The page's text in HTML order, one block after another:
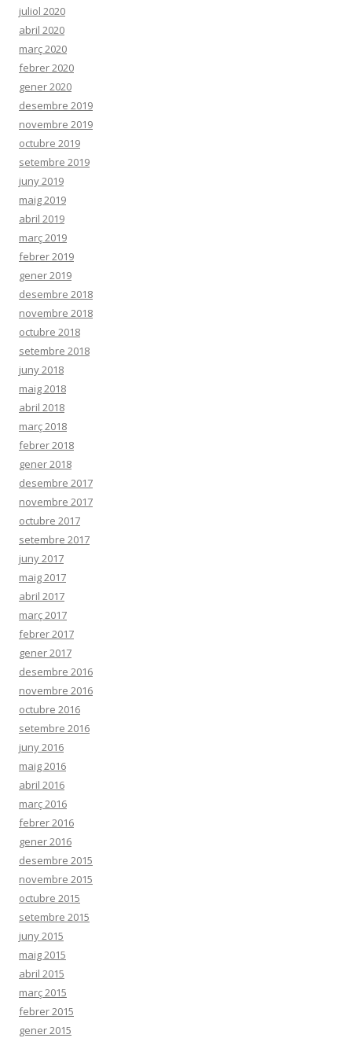
juliol 2020
abril 2020
març 2020
febrer 2020
gener 2020
desembre 2019
novembre 2019
octubre 2019
setembre 2019
juny 2019
maig 2019
abril 2019
març 2019
febrer 2019
gener 2019
desembre 2018
novembre 2018
octubre 2018
setembre 2018
juny 2018
maig 2018
abril 2018
març 2018
febrer 2018
gener 2018
desembre 2017
novembre 2017
octubre 2017
setembre 2017
juny 2017
maig 2017
abril 2017
març 2017
febrer 2017
gener 2017
desembre 2016
novembre 2016
octubre 2016
setembre 2016
juny 2016
maig 2016
abril 2016
març 2016
febrer 2016
gener 2016
desembre 2015
novembre 2015
octubre 2015
setembre 2015
juny 2015
maig 2015
abril 2015
març 2015
febrer 2015
gener 2015